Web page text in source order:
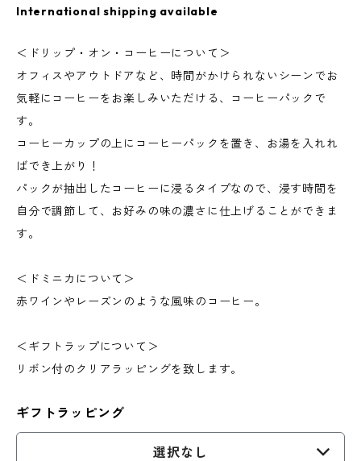
International shipping available
＜ドリップ・オン・コーヒーについて＞
オフィスやアウトドアなど、時間がかけられないシーンでお
気軽にコーヒーをお楽しみいただける、コーヒーパックで
す。
コーヒーカップの上にコーヒーパックを置き、お湯を入れれ
ばでき上がり！
パックが抽出したコーヒーに浸るタイプなので、浸す時間を
自分で調節して、お好みの味の濃さに仕上げることができま
す。
＜ドミニカについて＞
赤ワインやレーズンのような風味のコーヒー。
＜ギフトラップについて＞
リボン付のクリアラッピングを致します。
ギフトラッピング
選択なし